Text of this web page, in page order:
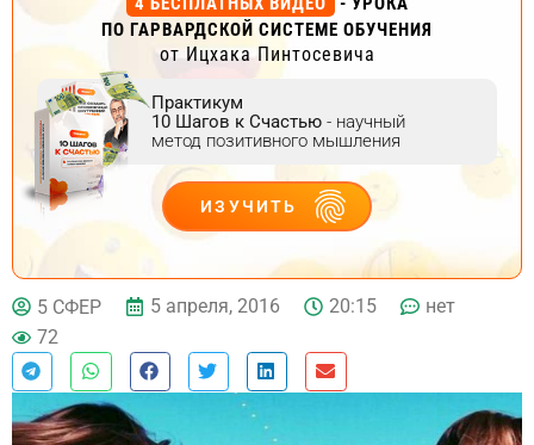
ПО ГАРВАРДСКОЙ СИСТЕМЕ ОБУЧЕНИЯ
от Ицхака Пинтосевича
Практикум
10 Шагов к Счастью - научный
метод позитивного мышления
ИЗУЧИТЬ
ДЕЙСТВУЙ
5 СФЕР 5 апреля, 2016 20:15
нет
72